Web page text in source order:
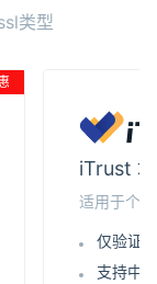
类型
iTrust
适用于个
仅验证
支持中